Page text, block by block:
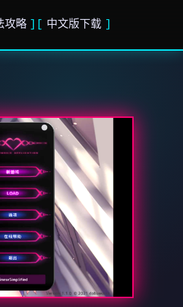
攻略 中文版下载